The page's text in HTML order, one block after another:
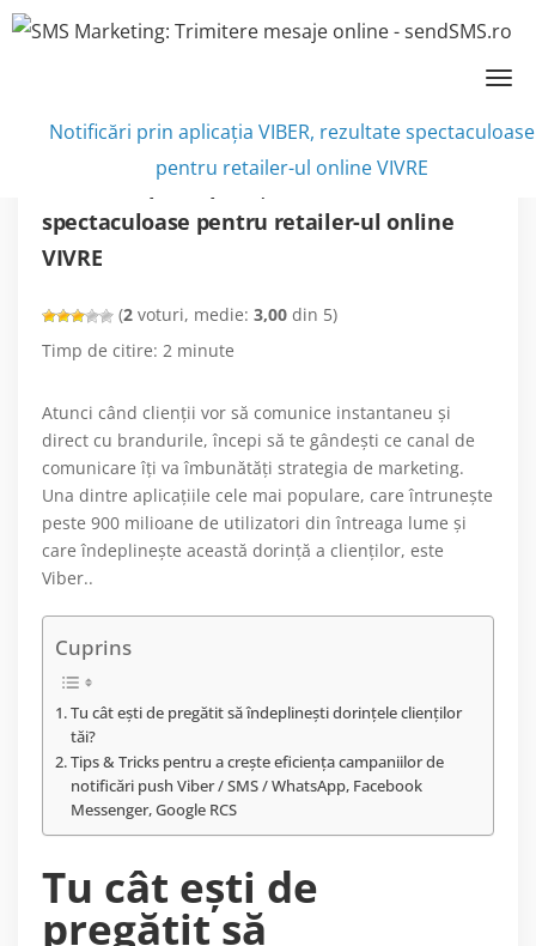
Notificări prin aplicația VIBER, rezultate spectaculoase
pentru retailer-ul online VIVRE
Notificări prin aplicația VIBER, rezultate
spectaculoase pentru retailer-ul online
VIVRE
(2 voturi, medie: 3,00 din 5)
Timp de citire: 2 minute
Atunci când clienţii vor să comunice instantaneu şi
direct cu brandurile, începi să te gândeşti ce canal de
comunicare îţi va îmbunătăţi strategia de marketing.
Una dintre aplicaţiile cele mai populare, care întrunește
peste 900 milioane de utilizatori din întreaga lume și
care îndeplineşte această dorinţă a clienţilor, este
Viber..
Cuprins
Tu cât eşti de pregătit să îndeplineşti dorinţele clienţilor
tăi?
Tips & Tricks pentru a crește eficiența campaniilor de
notificări push Viber / SMS / WhatsApp, Facebook
Messenger, Google RCS
Tu cât eşti de
pregătit să